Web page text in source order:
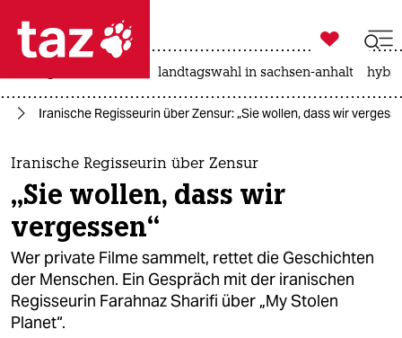
 taz zahl ich
taz zahl ich
themen
politik
öko
gesellschaft
kultur

taz zahl ich
landtagswahl in sachsen-anhalt
Iranische Regisseurin über Zensur: „Sie wollen, dass wir
Iranische Regisseurin über Zensur
„Sie wollen, dass wir
vergessen“
Wer private Filme sammelt, rettet die Geschichten
der Menschen. Ein Gespräch mit der iranischen
Regisseurin Farahnaz Sharifi über „My Stolen
Planet“.